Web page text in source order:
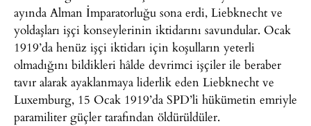
ayında Alman İmparatorluğu sona erdi, Liebknecht ve
yoldaşları işçi konseylerinin iktidarını savundular. Ocak
1919’da henüz işçi iktidarı için koşulların yeterli
olmadığını bildikleri hâlde devrimci işçiler ile beraber
tavır alarak ayaklanmaya liderlik eden Liebknecht ve
Luxemburg, 15 Ocak 1919’da SPD’li hükümetin emriyle
paramiliter güçler tarafından öldürüldüler.